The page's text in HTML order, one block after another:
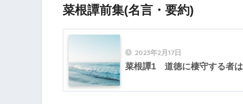
菜根譚前集(名言・要約)
2023年2月17日
菜根譚1 道徳に棲守する者は